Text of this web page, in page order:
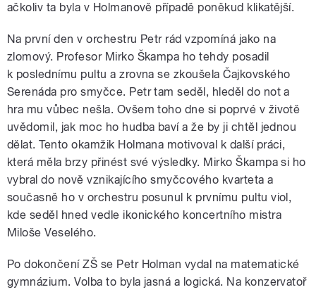
ačkoliv ta byla v Holmanově případě poněkud klikatější.
Na první den v orchestru Petr rád vzpomíná jako na
zlomový. Profesor Mirko Škampa ho tehdy posadil
k poslednímu pultu a zrovna se zkoušela Čajkovského
Serenáda pro smyčce. Petr tam seděl, hleděl do not a
hra mu vůbec nešla. Ovšem toho dne si poprvé v životě
uvědomil, jak moc ho hudba baví a že by ji chtěl jednou
dělat. Tento okamžik Holmana motivoval k další práci,
která měla brzy přinést své výsledky. Mirko Škampa si ho
vybral do nově vznikajícího smyčcového kvarteta a
současně ho v orchestru posunul k prvnímu pultu viol,
kde seděl hned vedle ikonického koncertního mistra
Miloše Veselého.
Po dokončení ZŠ se Petr Holman vydal na matematické
gymnázium. Volba to byla jasná a logická. Na konzervatoř